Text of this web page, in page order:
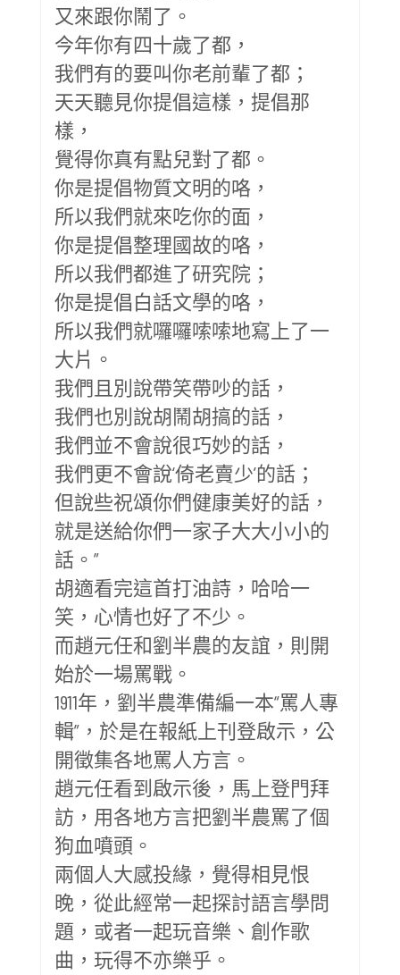
又來跟你鬧了。
今年你有四十歲了都，
我們有的要叫你老前輩了都；
天天聽見你提倡這樣，提倡那
樣，
覺得你真有點兒對了都。
你是提倡物質文明的咯，
所以我們就來吃你的面，
你是提倡整理國故的咯，
所以我們都進了研究院；
你是提倡白話文學的咯，
所以我們就囉囉嗦嗦地寫上了一
大片。
我們且別說帶笑帶吵的話，
我們也別說胡鬧胡搞的話，
我們並不會說很巧妙的話，
我們更不會說‘倚老賣少’的話；
但說些祝頌你們健康美好的話，
就是送給你們一家子大大小小的
話。”
胡適看完這首打油詩，哈哈一
笑，心情也好了不少。
而趙元任和劉半農的友誼，則開
始於一場罵戰。
1911年，劉半農準備編一本“罵人專
輯”，於是在報紙上刊登啟示，公
開徵集各地罵人方言。
趙元任看到啟示後，馬上登門拜
訪，用各地方言把劉半農罵了個
狗血噴頭。
兩個人大感投緣，覺得相見恨
晚，從此經常一起探討語言學問
題，或者一起玩音樂、創作歌
曲，玩得不亦樂乎。